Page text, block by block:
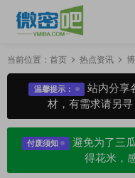
当前位置： 首页 热点资讯
温馨提示：
站内分享
材，有需求请另
付废须知
避免为了三
得花米，